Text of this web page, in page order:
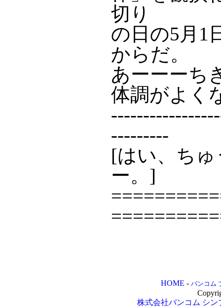
切り
の日の5月1
からだ。
あーーーち
体調がよく
---------
[はい、ち
ー。]
HOME - バンコム
株式会社バンコム シン